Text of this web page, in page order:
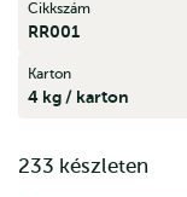
Cikkszám
RR001
Karton
4 kg / karton
233 készleten